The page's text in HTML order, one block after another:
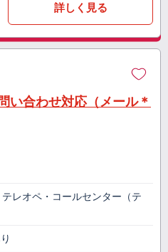
詳しく見る
い合わせ対応（メール＊
レオペ・コールセンター（テ